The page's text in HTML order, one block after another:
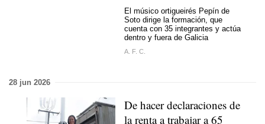
El músico ortigueirés Pepín de
Soto dirige la formación, que
cuenta con 35 integrantes y actúa
dentro y fuera de Galicia
A. F. C.
28 jun 2026
De hacer declaraciones de
la renta a trabajar a 65